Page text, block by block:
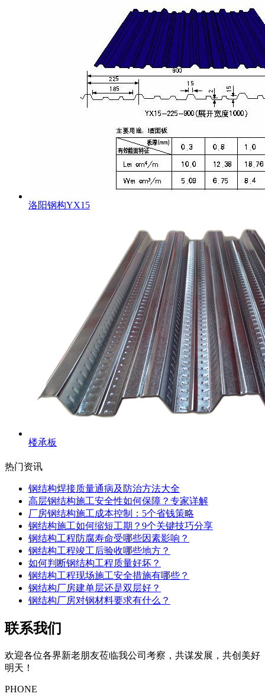
洛阳钢构YX15
楼承板
热门资讯
钢结构焊接质量通病及防治方法大全
高层钢结构施工安全性如何保障？专家详解
厂房钢结构施工成本控制：5个省钱策略
钢结构施工如何缩短工期？9个关键技巧分享
钢结构工程防腐寿命受哪些因素影响？
钢结构工程竣工后验收哪些地方？
如何判断钢结构工程质量好坏？
钢结构工程现场施工安全措施有哪些？
钢结构厂房建单层还是双层好？
钢结构厂房对钢材料要求有什么？
联系我们
欢迎各位各界新老朋友莅临我公司考察，共谋发展，共创美好
明天！
PHONE